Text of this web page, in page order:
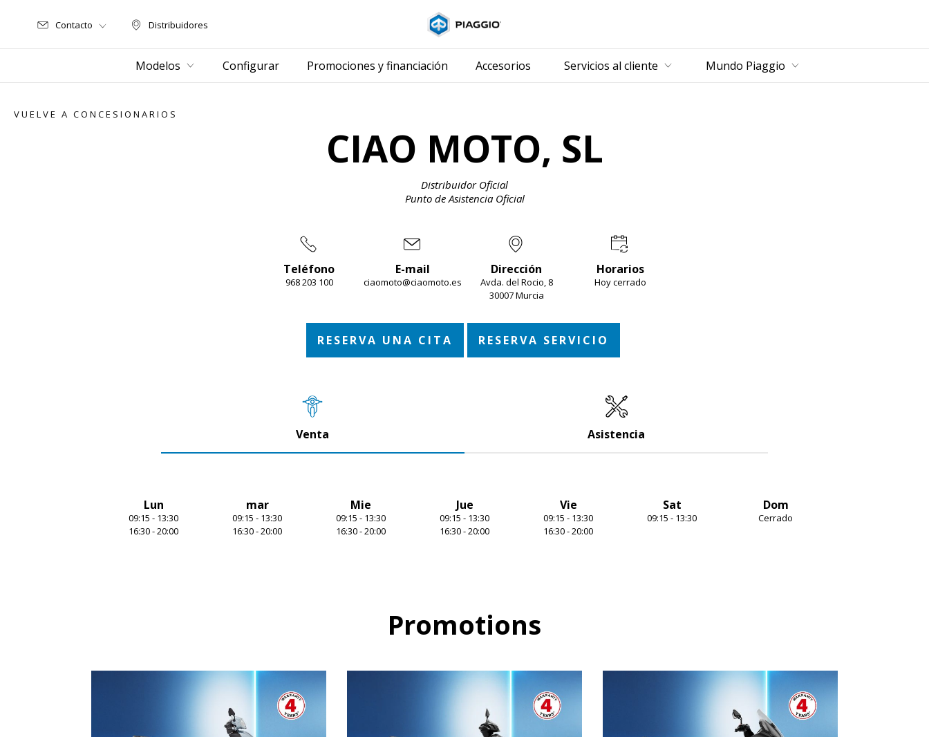
Distribuidores
Distribuidores
Contacto
Modelos Configurar Promociones y financiación Accesorios Servicios al cliente Mundo Piaggio
VUELVE A CONCESIONARIOS
CIAO MOTO, SL
Distribuidor Oficial
Punto de Asistencia Oficial
Teléfono
968 203 100
E-mail
ciaomoto@ciaomoto.es
Dirección
Avda. del Rocio, 8
30007 Murcia
Horarios
Hoy cerrado
RESERVA UNA CITA RESERVA SERVICIO
Venta Asistencia
Lun
09:15 - 13:30
16:30 - 20:00
mar
09:15 - 13:30
16:30 - 20:00
Mie
09:15 - 13:30
16:30 - 20:00
Jue
09:15 - 13:30
16:30 - 20:00
Vie
09:15 - 13:30
16:30 - 20:00
Sat
09:15 - 13:30
Dom
Cerrado
Promotions